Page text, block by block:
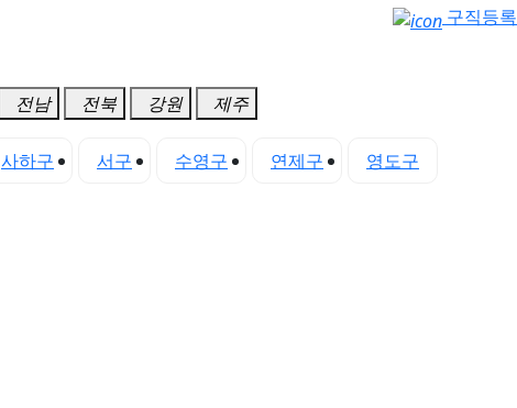
구직등록
전남 전북 강원 제주
사하구 서구 수영구 연제구 영도구